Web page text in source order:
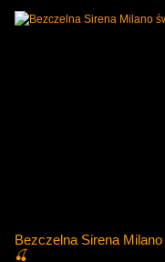
Bezczelna Sirena
🍒